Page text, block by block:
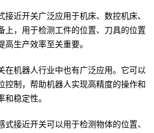
近开关广泛应用于机床、数控机床、
上，用于检测工件的位置、刀具的位置
生产效率至关重要。
在机器人行业中也有广泛应用。它可以
控制，帮助机器人实现高精度的操作和
稳定性。
接近开关可以用于检测物体的位置、